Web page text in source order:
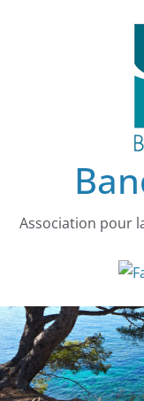
Association pour